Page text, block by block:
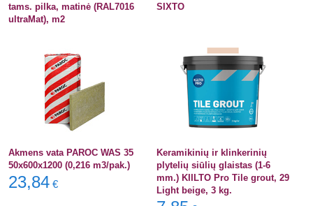
tams. pilka, matinė (RAL7016
ultraMat), m2
SIXTO
Akmens vata PAROC WAS 35
50x600x1200 (0,216 m3/pak.)
23,84 €
Keramikinių ir klinkerinių
plytelių siūlių glaistas (1-6
mm.) KIILTO Pro Tile grout, 29
Light beige, 3 kg.